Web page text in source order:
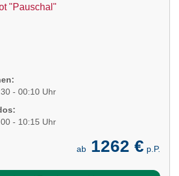
"Pauschal"
- 00:10 Uhr
- 10:15 Uhr
ab 1262 € p.P.